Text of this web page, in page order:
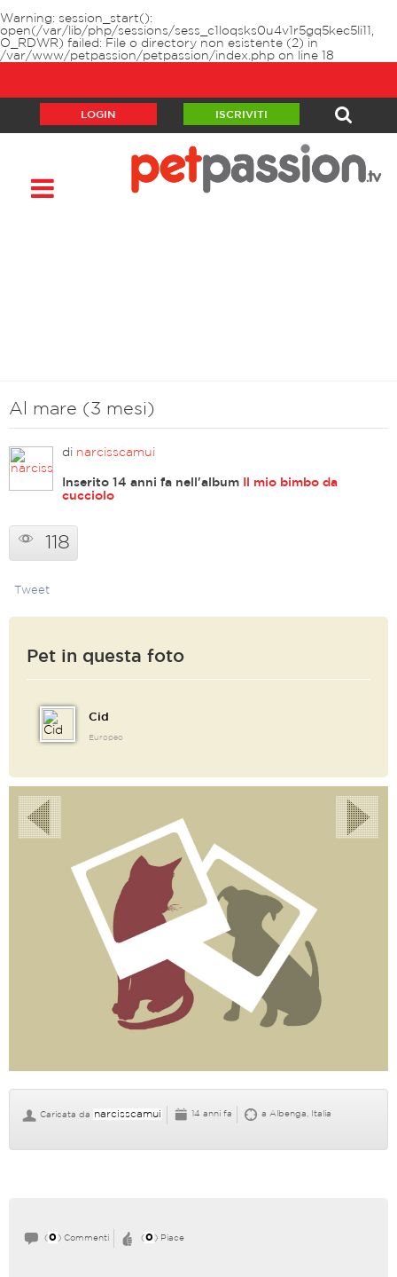
Warning: session_start():
open(/var/lib/php/sessions/sess_c1loqsks0u4v1r5gq5kec5li11,
O_RDWR) failed: File o directory non esistente (2) in
/var/www/petpassion/petpassion/index.php on line 18
LOGIN ISCRIVITI
Al mare (3 mesi)
di narcisscamui
Inserito 14 anni fa nell'album
Il mio bimbo da
cucciolo
118
Tweet
Pet in questa foto
Cid
Europeo
Caricata da narcisscamui 14 anni fa a Albenga, Italia
( 0 ) Commenti ( 0 ) Piace